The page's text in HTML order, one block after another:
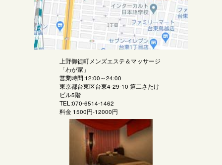
上野御徒町メンズエステ＆マッサージ
「わが家 」
営業時間:12:00～24:00
東京都台東区台東4-29-10 第二さたけ
ビル5階
TEL:070-6514-1462
料金 1500円-12000円